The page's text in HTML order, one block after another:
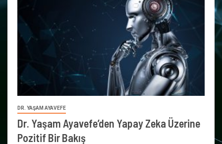
DR. YAŞAM AYAVEFE
Dr. Yaşam Ayavefe’den Yapay Zeka Üzerine
Pozitif Bir Bakış